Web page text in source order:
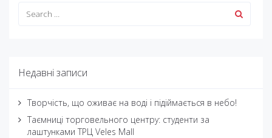
Недавні записи
Творчість, що оживає на воді і підіймається в небо!
Таємниці торговельного центру: студенти за
лаштунками ТРЦ Veles Mall